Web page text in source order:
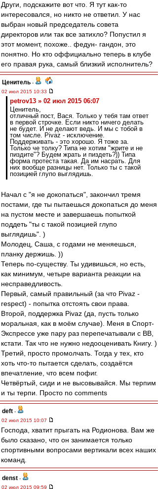
Други, подскажите вот что. Я тут как-то
интересовался, но никто не ответил. У нас
выбран новый председатель совета
директоров или так все затихло? Попустил я
этот момент, похоже.. федун- гандон, это
понятно. Но кто оффициально теперь в клубе
его правая рука, самый близкий исполнитель?
Ценитель -
02 июл 2015 10:33
petrov13 » 02 июл 2015 06:07
Ценитель,
отличный пост, Вася. Только у тебя там ответ
в первой строчке. Если никто ничего делать
не будет. И не делают ведь. И мы с тобой в
том числе. Pivaz - исключение.
Поддерживать - это хорошо. Я тоже за.
Только че толку? Типа не хотим "жрите и не
пиздите"? Будем жрать и пиздеть?)) Типа
форма протеста такая. Да им насрать. Для
них вообще разницы нет. Только ты с такой
позицией глупо выглядишь.
Начал с "я не докопаться", закончил тремя
постами, где ты пытаешься докопаться до меня
на пустом месте и завершаешь попыткой
поддеть "ты с такой позицией глупо
выглядишь". )
Молодец, Саша, с годами не меняешься,
планку держишь. ))
Теперь по-существу. Ты удивишься, но есть,
как минимум, четыре варианта реакции на
несправедливость.
Первый, самый правильный (за что Pivaz -
respect) - попытка отстоять свои права.
Второй, поддержка Pivaz (да, пусть только
моральная, как в моём случае). Меня в Спорт-
Экспрессе уже пару раз перепечатывали с ВВ,
кстати. Так что не нужно недооценивать Книгу. )
Третий, просто промолчать. Тогда у тех, кто
хоть что-то пытается сделать, создаётся
впечатление, что всем пофиг.
Четвёртый, сиди и не высовывайся. Мы терпим
и ты терпи. Просто no comments
deft -
02 июл 2015 10:07
Господа, хватит прыгать на Родионова. Вам же
было сказано, что он занимается только
спортивными вопросами вертикали всех наших
команд.
denst -
02 июл 2015 09:59